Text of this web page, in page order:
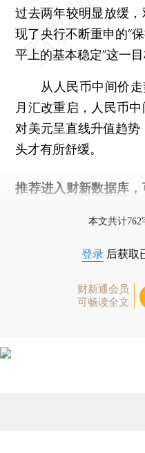
过去两年较明显放缓
现了央行不断重申的“
平上的基本稳定”这一目
从人民币中间价走
月汇改重启，人民币
对美元呈直线升值趋
头才有所舒缓。
推荐进入 财新数据库
本文共计
登录 后获取
财新通会员
可畅读全文